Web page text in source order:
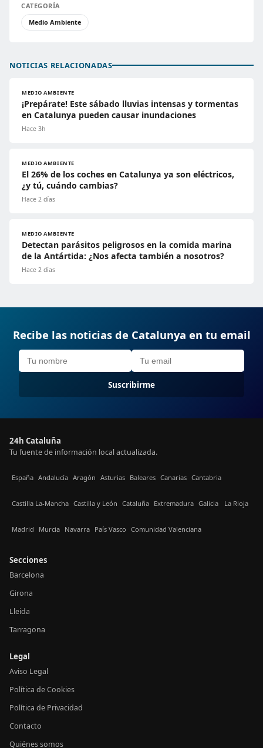
CATEGORÍA
Medio Ambiente
NOTICIAS RELACIONADAS
MEDIO AMBIENTE
¡Prepárate! Este sábado lluvias intensas y tormentas
en Catalunya pueden causar inundaciones
Hace 3h
MEDIO AMBIENTE
El 26% de los coches en Catalunya ya son eléctricos,
¿y tú, cuándo cambias?
Hace 2 días
MEDIO AMBIENTE
Detectan parásitos peligrosos en la comida marina
de la Antártida: ¿Nos afecta también a nosotros?
Hace 2 días
Recibe las noticias de Catalunya en tu email
Suscribirme
24h Cataluña
Tu fuente de información local actualizada.
España Andalucía Aragón Asturias Baleares Canarias Cantabria
Castilla La-Mancha Castilla y León Cataluña Extremadura Galicia La Rioja
Madrid Murcia Navarra País Vasco Comunidad Valenciana
Secciones
Barcelona
Girona
Lleida
Tarragona
Legal
Aviso Legal
Política de Cookies
Política de Privacidad
Contacto
Quiénes somos